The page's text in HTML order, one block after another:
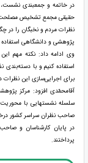
در خاتمه و جمع­بندی
حقیقی مجمع تشخیص مصلحت
نظرات مردم و نخبگان را در
پژوهشی و دانشگاهی استفاده
وی ادامه داد: نکته مهم
استفاده کنیم و با
برای اجرایی‌سازی این نظرات
آقامحمّدی افزود: مرکز
سلسله نشستهایی با محوریت
صاحب نظران سراسر کشور
در پایان کارشناسان و
پرداختند.